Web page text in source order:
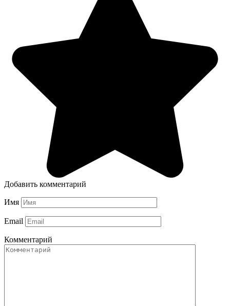
Добавить комментарий
Имя
Email
Комментарий